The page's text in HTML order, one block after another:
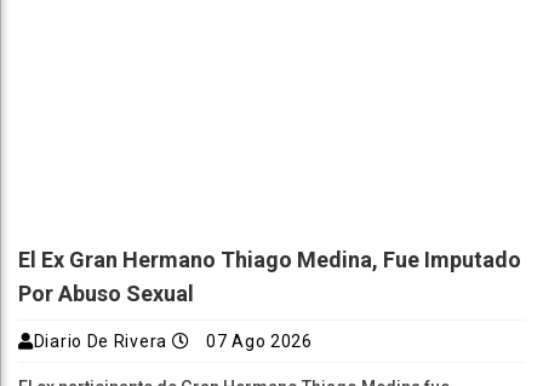
El Ex Gran Hermano Thiago Medina, Fue Imputado
Por Abuso Sexual
Diario De Rivera 07 Ago 2026